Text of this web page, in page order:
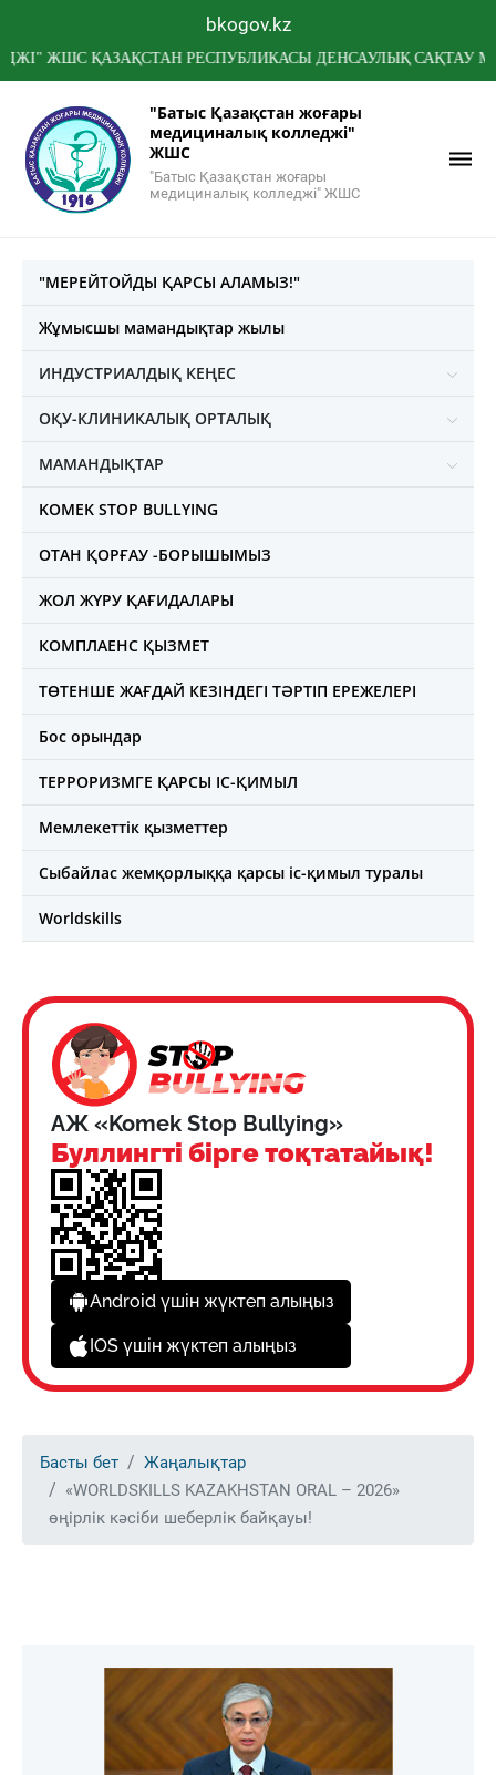
bkogov.kz
ҚАЗАҚСТАН РЕСПУБЛИКАСЫ ДЕНСАУЛЫҚ САҚТАУ
"Батыс Қазақстан жоғары
медициналық колледжі"
ЖШС
"Батыс Қазақстан жоғары
медициналық колледжі" ЖШС
"МЕРЕЙТОЙДЫ ҚАРСЫ АЛАМЫЗ!"
Жұмысшы мамандықтар жылы
ИНДУСТРИАЛДЫҚ КЕҢЕС
ОҚУ-КЛИНИКАЛЫҚ ОРТАЛЫҚ
МАМАНДЫҚТАР
KOMEK STOP BULLYING
ОТАН ҚОРҒАУ -БОРЫШЫМЫЗ
ЖОЛ ЖҮРУ ҚАҒИДАЛАРЫ
КОМПЛАЕНС ҚЫЗМЕТ
ТӨТЕНШЕ ЖАҒДАЙ КЕЗІНДЕГІ ТӘРТІП ЕРЕЖЕЛЕРІ
Бос орындар
ТЕРРОРИЗМГЕ ҚАРСЫ ІС-ҚИМЫЛ
Мемлекеттік қызметтер
Сыбайлас жемқорлыққа қарсы іс-қимыл туралы
Worldskills
АЖ «Komek Stop Bullying»
Буллингті бірге тоқтатайық!
Android үшін жүктеп алыңыз
IOS үшін жүктеп алыңыз
Басты бет
Жаңалықтар
«WORLDSKILLS KAZAKHSTAN ORAL – 2026»
өңірлік кәсіби шеберлік байқауы!